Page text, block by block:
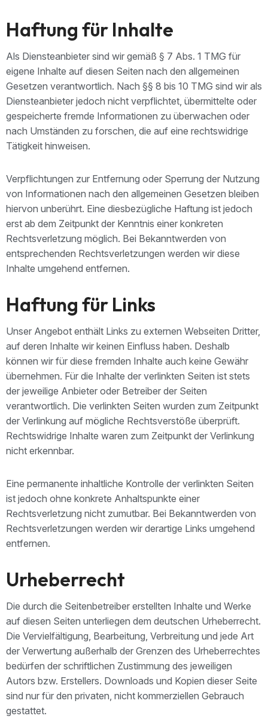
Haftung für Inhalte
Als Diensteanbieter sind wir gemäß § 7 Abs. 1 TMG für
eigene Inhalte auf diesen Seiten nach den allgemeinen
Gesetzen verantwortlich. Nach §§ 8 bis 10 TMG sind wir als
Diensteanbieter jedoch nicht verpflichtet, übermittelte oder
gespeicherte fremde Informationen zu überwachen oder
nach Umständen zu forschen, die auf eine rechtswidrige
Tätigkeit hinweisen.
Verpflichtungen zur Entfernung oder Sperrung der Nutzung
von Informationen nach den allgemeinen Gesetzen bleiben
hiervon unberührt. Eine diesbezügliche Haftung ist jedoch
erst ab dem Zeitpunkt der Kenntnis einer konkreten
Rechtsverletzung möglich. Bei Bekanntwerden von
entsprechenden Rechtsverletzungen werden wir diese
Inhalte umgehend entfernen.
Haftung für Links
Unser Angebot enthält Links zu externen Webseiten Dritter,
auf deren Inhalte wir keinen Einfluss haben. Deshalb
können wir für diese fremden Inhalte auch keine Gewähr
übernehmen. Für die Inhalte der verlinkten Seiten ist stets
der jeweilige Anbieter oder Betreiber der Seiten
verantwortlich. Die verlinkten Seiten wurden zum Zeitpunkt
der Verlinkung auf mögliche Rechtsverstöße überprüft.
Rechtswidrige Inhalte waren zum Zeitpunkt der Verlinkung
nicht erkennbar.
Eine permanente inhaltliche Kontrolle der verlinkten Seiten
ist jedoch ohne konkrete Anhaltspunkte einer
Rechtsverletzung nicht zumutbar. Bei Bekanntwerden von
Rechtsverletzungen werden wir derartige Links umgehend
entfernen.
Urheberrecht
Die durch die Seitenbetreiber erstellten Inhalte und Werke
auf diesen Seiten unterliegen dem deutschen Urheberrecht.
Die Vervielfältigung, Bearbeitung, Verbreitung und jede Art
der Verwertung außerhalb der Grenzen des Urheberrechtes
bedürfen der schriftlichen Zustimmung des jeweiligen
Autors bzw. Erstellers. Downloads und Kopien dieser Seite
sind nur für den privaten, nicht kommerziellen Gebrauch
gestattet.